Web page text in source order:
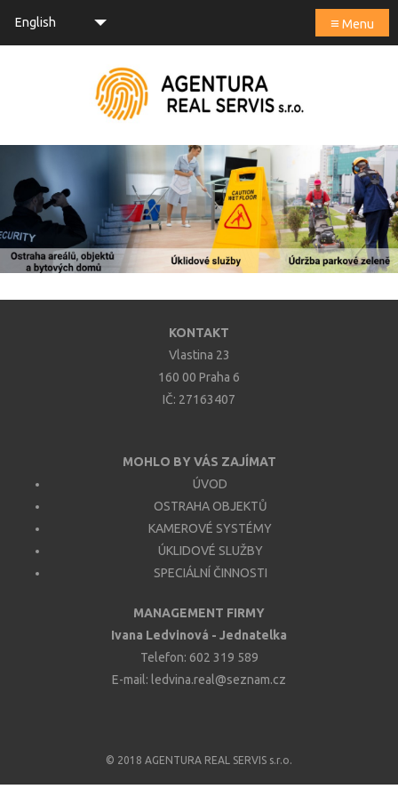
≡ Menu
English
KONTAKT
Vlastina 23
160 00 Praha 6
IČ: 27163407
MOHLO BY VÁS ZAJÍMAT
ÚVOD
OSTRAHA OBJEKTŮ
KAMEROVÉ SYSTÉMY
ÚKLIDOVÉ SLUŽBY
SPECIÁLNÍ ČINNOSTI
MANAGEMENT FIRMY
Ivana Ledvinová - Jednatelka
Telefon: 602 319 589
E-mail: ledvina.real@seznam.cz
© 2018 AGENTURA REAL SERVIS s.r.o.